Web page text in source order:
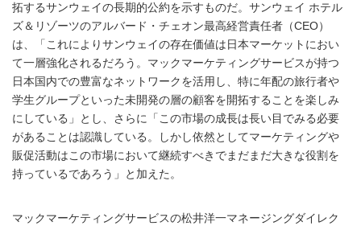
拓するサンウェイの長期的公約を示すものだ。サンウェイ ホテル
ズ＆リゾーツのアルバード・チェオン最高経営責任者（CEO）
は、「これによりサンウェイの存在価値は日本マーケットにおい
て一層強化されるだろう。マックマーケティングサービスが持つ
日本国内での豊富なネットワークを活用し、特に年配の旅行者や
学生グループといった未開発の層の顧客を開拓することを楽しみ
にしている」とし、さらに「この市場の成長は長い目でみる必要
があることは認識している。しかし依然としてマーケティングや
販促活動はこの市場において継続すべきでまだまだ大きな役割を
持っているであろう」と加えた。
マックマーケティングサービスの松井洋一マネージングダイレク